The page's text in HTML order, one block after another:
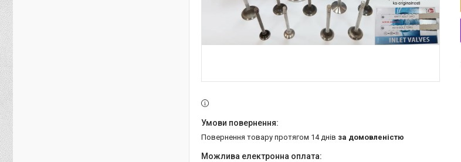
повернення товару протягом 14 днів за домовленістю